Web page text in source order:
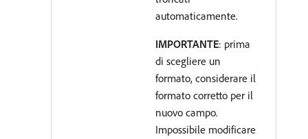
automaticamente.
IMPORTANTE: prima
di scegliere un
formato, considerare il
formato corretto per il
nuovo campo.
Impossibile modificare